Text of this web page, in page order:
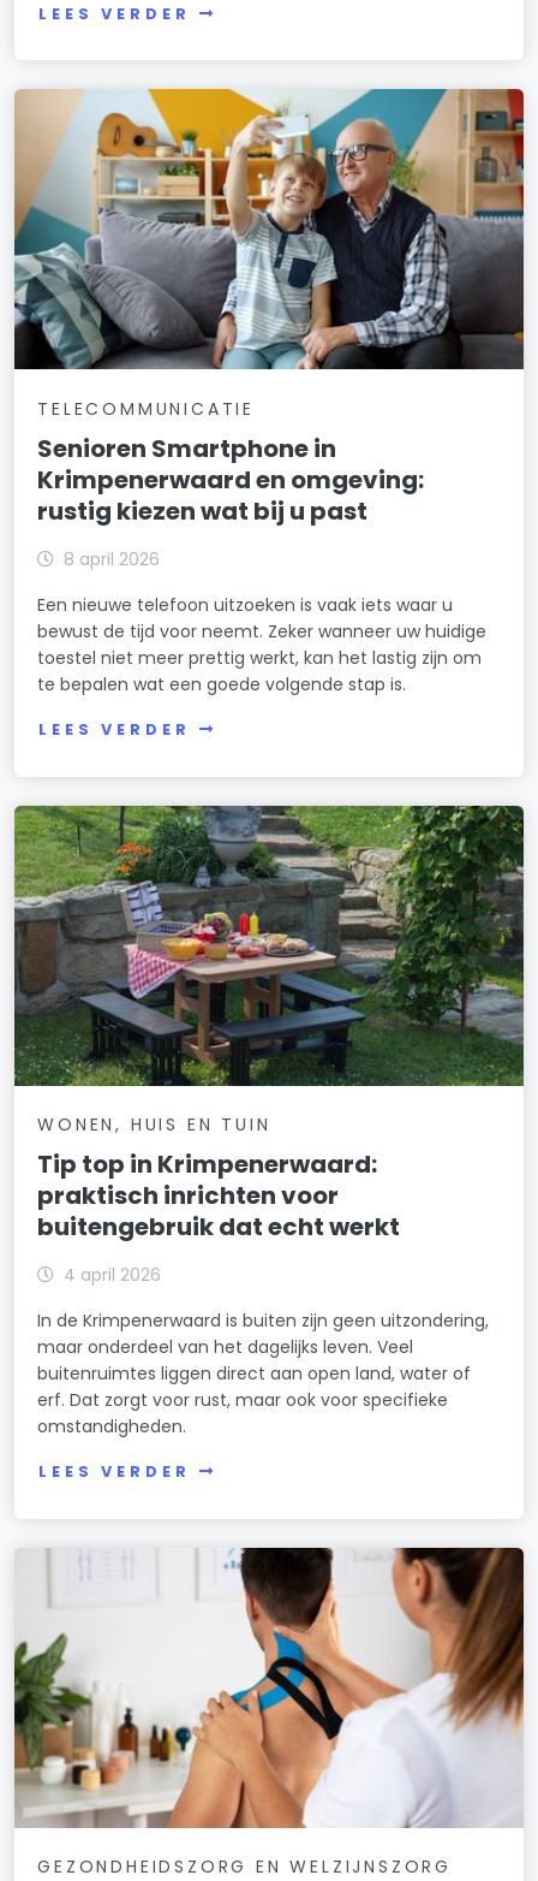
LEES VERDER
TELECOMMUNICATIE
Senioren Smartphone in
Krimpenerwaard en omgeving:
rustig kiezen wat bij u past
8 april 2026
Een nieuwe telefoon uitzoeken is vaak iets waar u
bewust de tijd voor neemt. Zeker wanneer uw huidige
toestel niet meer prettig werkt, kan het lastig zijn om
te bepalen wat een goede volgende stap is.
LEES VERDER
WONEN, HUIS EN TUIN
Tip top in Krimpenerwaard:
praktisch inrichten voor
buitengebruik dat echt werkt
4 april 2026
In de Krimpenerwaard is buiten zijn geen uitzondering,
maar onderdeel van het dagelijks leven. Veel
buitenruimtes liggen direct aan open land, water of
erf. Dat zorgt voor rust, maar ook voor specifieke
omstandigheden.
LEES VERDER
GEZONDHEIDSZORG EN WELZIJNSZORG